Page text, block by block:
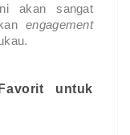
akan sangat
engagement
untuk